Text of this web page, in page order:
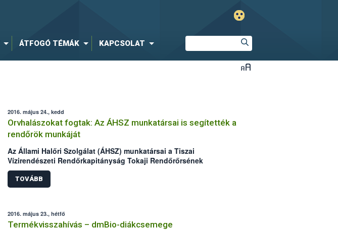
ÁTFOGÓ TÉMÁK KAPCSOLAT
2016. május 24., kedd
Orvhalászokat fogtak: Az ÁHSZ munkatársai is segítették a
rendőrök munkáját
Az Állami Halőri Szolgálat (ÁHSZ) munkatársai a Tiszai
Vízirendészeti Rendőrkapitányság Tokaji Rendőrőrsének
kollégáival két nap alatt két orvhalász csapatra csaptak le a
Malom-Tisza holtágban.
TOVÁBB
2016. május 23., hétfő
Termékvisszahívás – dmBio-diákcsemege